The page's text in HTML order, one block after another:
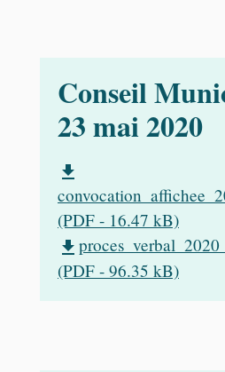
Conseil
23 mai 2020
file_download
(PDF - 16.47 kB)
file_download
(PDF - 96.35 kB)